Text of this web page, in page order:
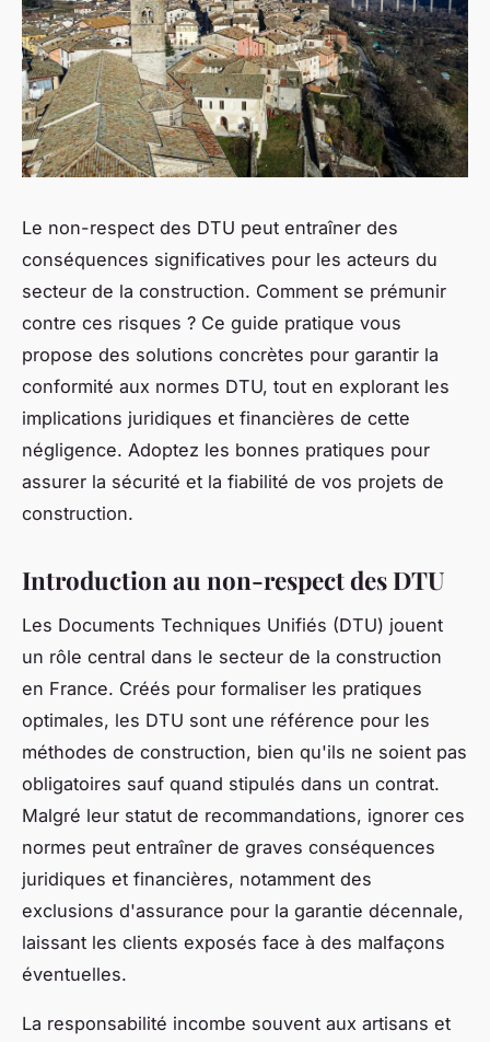
Le non-respect des DTU peut entraîner des
conséquences significatives pour les acteurs du
secteur de la construction. Comment se prémunir
contre ces risques ? Ce guide pratique vous
propose des solutions concrètes pour garantir la
conformité aux normes DTU, tout en explorant les
implications juridiques et financières de cette
négligence. Adoptez les bonnes pratiques pour
assurer la sécurité et la fiabilité de vos projets de
construction.
Introduction au non-respect des DTU
Les Documents Techniques Unifiés (DTU) jouent
un rôle central dans le secteur de la construction
en France. Créés pour formaliser les pratiques
optimales, les DTU sont une référence pour les
méthodes de construction, bien qu'ils ne soient pas
obligatoires sauf quand stipulés dans un contrat.
Malgré leur statut de recommandations, ignorer ces
normes peut entraîner de graves conséquences
juridiques et financières, notamment des
exclusions d'assurance pour la garantie décennale,
laissant les clients exposés face à des malfaçons
éventuelles.
La responsabilité incombe souvent aux artisans et